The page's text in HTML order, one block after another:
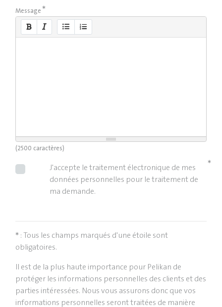
Message
(2500 caractères)
J'accepte le traitement électronique de mes
données personnelles pour le traitement de
ma demande.
: Tous les champs marqués d'une étoile sont
obligatoires.
Il est de la plus haute importance pour Pelikan de
protéger les informations personnelles des clients et des
parties intéressées. Nous vous assurons donc que vos
informations personnelles seront traitées de manière